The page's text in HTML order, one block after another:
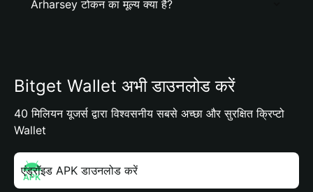
Arharsey टोकन का मूल्य क्या है?
Bitget Wallet अभी डाउनलोड करें
40 मिलियन यूजर्स द्वारा विश्वसनीय सबसे अच्छा और सुरक्षित क्रिप्टो
Wallet
एंड्रॉइड APK डाउनलोड करें